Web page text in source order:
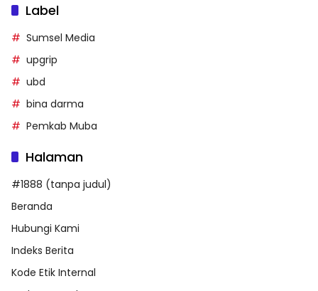
Label
Sumsel Media
upgrip
ubd
bina darma
Pemkab Muba
Halaman
#1888 (tanpa judul)
Beranda
Hubungi Kami
Indeks Berita
Kode Etik Internal